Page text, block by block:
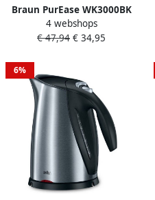
Braun PurEase WK3000BK
waterkoker 2200 W 1 L
zwart
4 webshops
€ 47,94 € 34,95
6%